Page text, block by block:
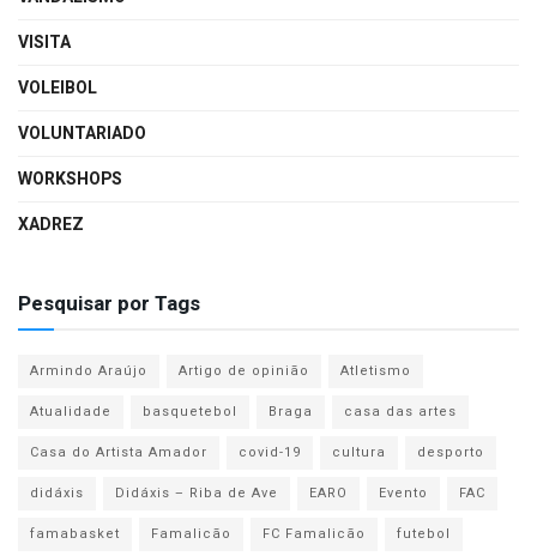
VISITA
VOLEIBOL
VOLUNTARIADO
WORKSHOPS
XADREZ
Pesquisar por Tags
Armindo Araújo Artigo de opinião
Atletismo
Atualidade
basquetebol Braga
casa das artes
Casa do Artista Amador
covid-19 cultura
desporto
didáxis
Didáxis – Riba de Ave EARO Evento
FAC
famabasket
Famalicão FC Famalicão
futebol